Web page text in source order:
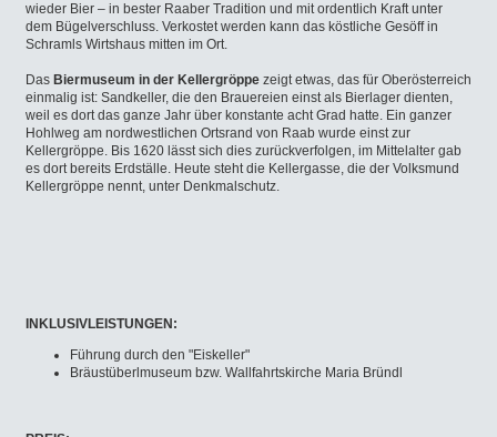
wieder Bier – in bester Raaber Tradition und mit ordentlich Kraft unter
dem Bügelverschluss. Verkostet werden kann das köstliche Gesöff in
Schramls Wirtshaus mitten im Ort.
Das Biermuseum in der Kellergröppe zeigt etwas, das für Oberösterreich
einmalig ist: Sandkeller, die den Brauereien einst als Bierlager dienten,
weil es dort das ganze Jahr über konstante acht Grad hatte. Ein ganzer
Hohlweg am nordwestlichen Ortsrand von Raab wurde einst zur
Kellergröppe. Bis 1620 lässt sich dies zurückverfolgen, im Mittelalter gab
es dort bereits Erdställe. Heute steht die Kellergasse, die der Volksmund
Kellergröppe nennt, unter Denkmalschutz.
INKLUSIVLEISTUNGEN:
Führung durch den "Eiskeller"
Bräustüberlmuseum bzw. Wallfahrtskirche Maria Bründl